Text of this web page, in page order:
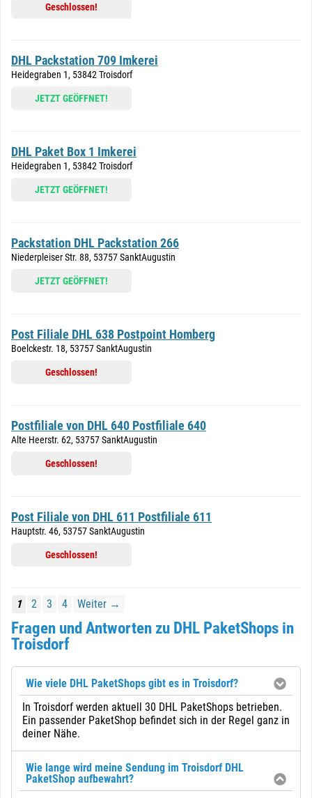
Geschlossen!
DHL Packstation 709 Imkerei
Heidegraben 1, 53842 Troisdorf
JETZT GEÖFFNET!
DHL Paket Box 1 Imkerei
Heidegraben 1, 53842 Troisdorf
JETZT GEÖFFNET!
Packstation DHL Packstation 266
Niederpleiser Str. 88, 53757 SanktAugustin
JETZT GEÖFFNET!
Post Filiale DHL 638 Postpoint Homberg
Boelckestr. 18, 53757 SanktAugustin
Geschlossen!
Postfiliale von DHL 640 Postfiliale 640
Alte Heerstr. 62, 53757 SanktAugustin
Geschlossen!
Post Filiale von DHL 611 Postfiliale 611
Hauptstr. 46, 53757 SanktAugustin
Geschlossen!
1 2 3 4 Weiter →
Fragen und Antworten zu DHL PaketShops in
Troisdorf
Wie viele DHL PaketShops gibt es in Troisdorf?
In Troisdorf werden aktuell 30 DHL PaketShops betrieben.
Ein passender PaketShop befindet sich in der Regel ganz in
deiner Nähe.
Wie lange wird meine Sendung im Troisdorf DHL
PaketShop aufbewahrt?